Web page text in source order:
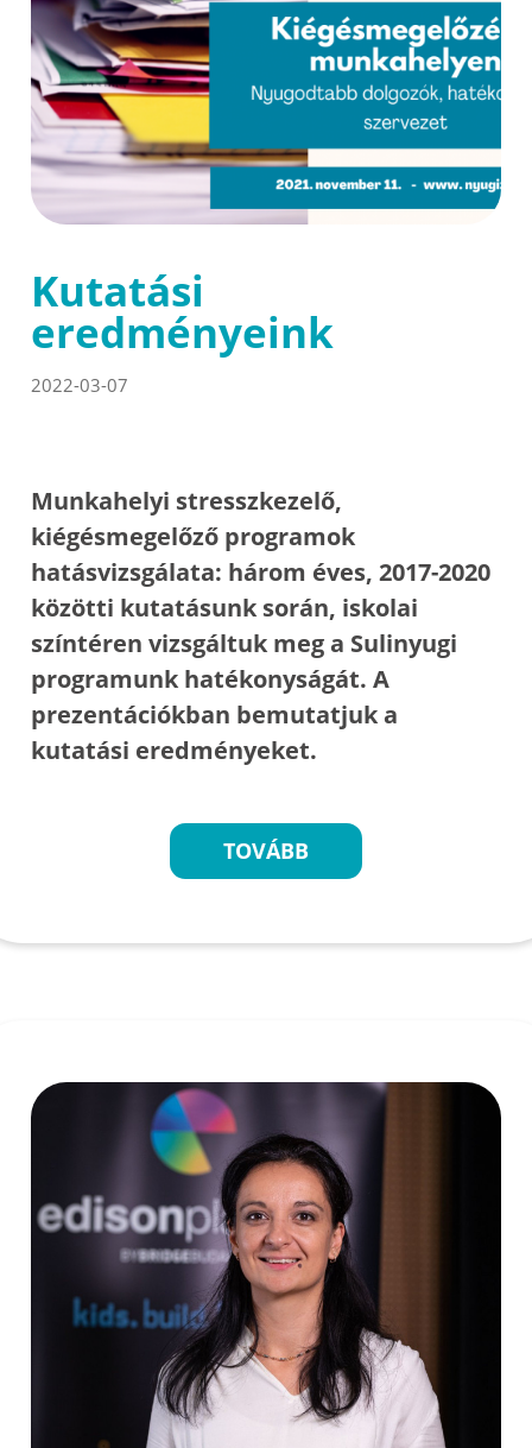
Kutatási
eredményeink
2022-03-07
Munkahelyi stresszkezelő,
kiégésmegelőző programok
hatásvizsgálata: három éves, 2017-2020
közötti kutatásunk során, iskolai
színtéren vizsgáltuk meg a Sulinyugi
programunk hatékonyságát. A
prezentációkban bemutatjuk a
kutatási eredményeket.
TOVÁBB